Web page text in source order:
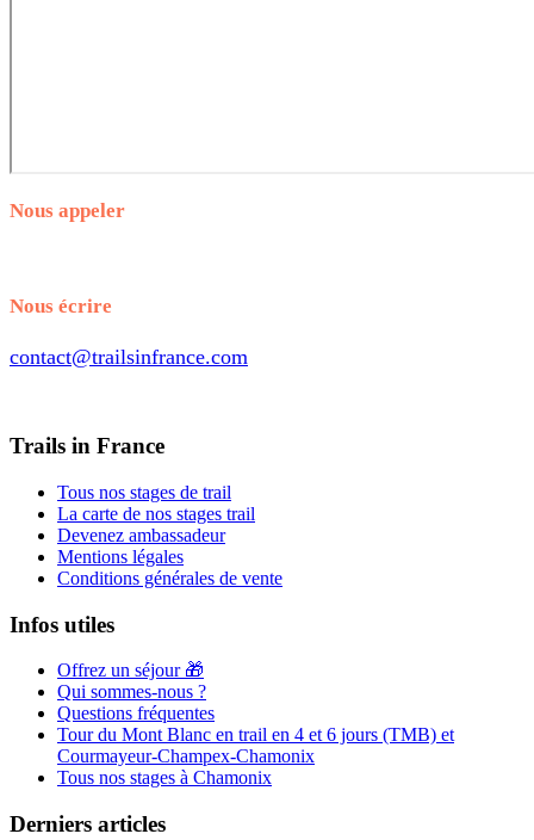
Nous appeler
Nous écrire
contact@trailsinfrance.com
Trails in France
Tous nos stages de trail
La carte de nos stages trail
Devenez ambassadeur
Mentions légales
Conditions générales de vente
Infos utiles
Offrez un séjour 🎁
Qui sommes-nous ?
Questions fréquentes
Tour du Mont Blanc en trail en 4 et 6 jours (TMB) et
Courmayeur-Champex-Chamonix
Tous nos stages à Chamonix
Derniers articles